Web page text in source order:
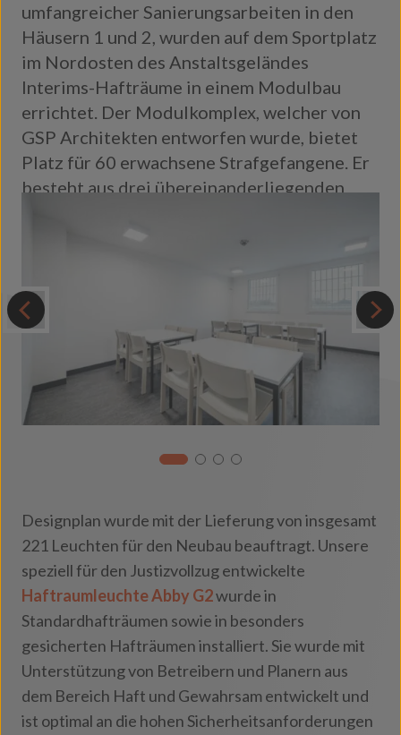
umfangreicher Sanierungsarbeiten in den
Häusern 1 und 2, wurden auf dem Sportplatz
im Nordosten des Anstaltsgeländes
Interims-Hafträume in einem Modulbau
errichtet. Der Modulkomplex, welcher von
GSP Architekten entworfen wurde, bietet
Platz für 60 erwachsene Strafgefangene. Er
besteht aus drei übereinanderliegenden
Ebene aus 48 Modulen besteht.
Designplan wurde mit der Lieferung von insgesamt
221 Leuchten für den Neubau beauftragt. Unsere
speziell für den Justizvollzug entwickelte
Haftraumleuchte Abby G2wurde in
Standardhafträumen sowie in besonders
gesicherten Hafträumen installiert. Sie wurde mit
Unterstützung von Betreibern und Planern aus
dem Bereich Haft und Gewahrsam entwickelt und
ist optimal an die hohen Sicherheitsanforderungen